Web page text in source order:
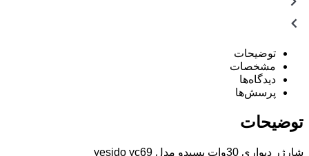
توضیحات
مشخصات
دیدگاه‌ها
پرسش‌ها
توضیحات
شارژر دیواری 30وات یسیدو مدل yesido yc69